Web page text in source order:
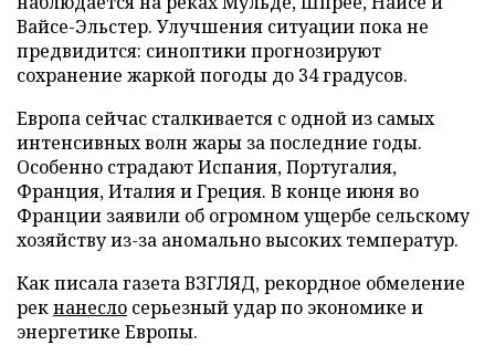
Вайсе-Эльстер. Улучшения ситуации пока не
предвидится: синоптики прогнозируют
сохранение жаркой погоды до 34 градусов.
Европа сейчас сталкивается с одной из самых
интенсивных волн жары за последние годы.
Особенно страдают Испания, Португалия,
Франция, Италия и Греция. В конце июня во
Франции заявили об огромном ущербе сельскому
хозяйству из-за аномально высоких температур.
Как писала газета ВЗГЛЯД, рекордное обмеление
рекнанесло серьезный удар по экономике и
энергетике Европы.